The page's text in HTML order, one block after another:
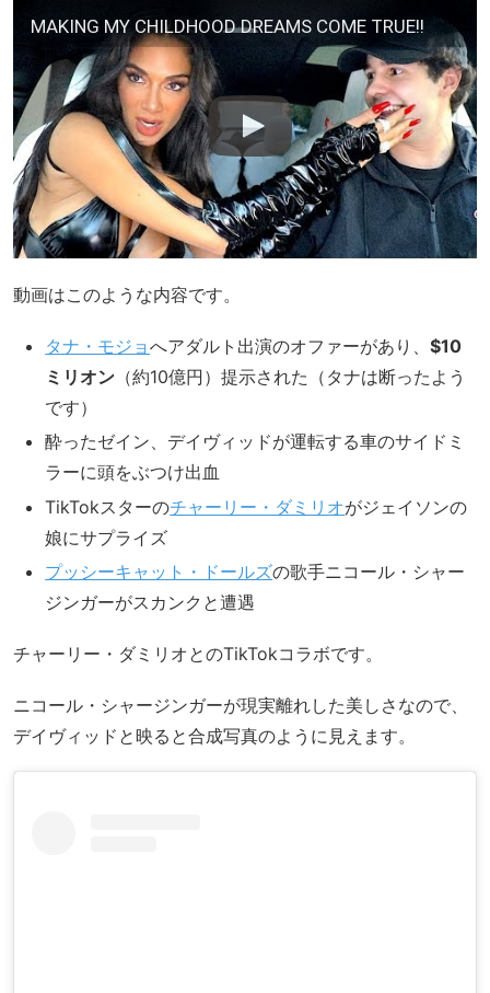
MAKING MY CHILDHOOD DREAMS COME TRUE!!
動画はこのような内容です。
タナ・モジョへアダルト出演のオファーがあり、$10
ミリオン （約10億円）提示された（タナは断ったよう
です）
酔ったゼイン、デイヴィッドが運転する車のサイドミ
ラーに頭をぶつけ出血
TikTokスターのチャーリー・ダミリオがジェイソンの
娘にサプライズ
プッシーキャット・ドールズの歌手ニコール・シャー
ジンガーがスカンクと遭遇
チャーリー・ダミリオとのTikTokコラボです。
ニコール・シャージンガーが現実離れした美しさなので、
デイヴィッドと映ると合成写真のように見えます。